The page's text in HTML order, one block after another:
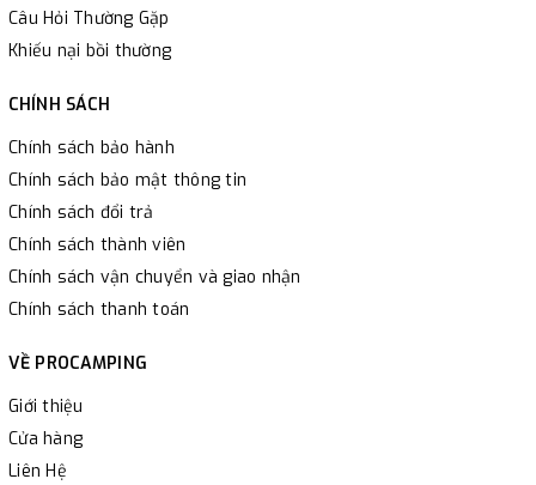
Câu Hỏi Thường Gặp
Khiếu nại bồi thường
CHÍNH SÁCH
Chính sách bảo hành
Chính sách bảo mật thông tin
Chính sách đổi trả
Chính sách thành viên
Chính sách vận chuyển và giao nhận
Chính sách thanh toán
VỀ PROCAMPING
Giới thiệu
Cửa hàng
Liên Hệ